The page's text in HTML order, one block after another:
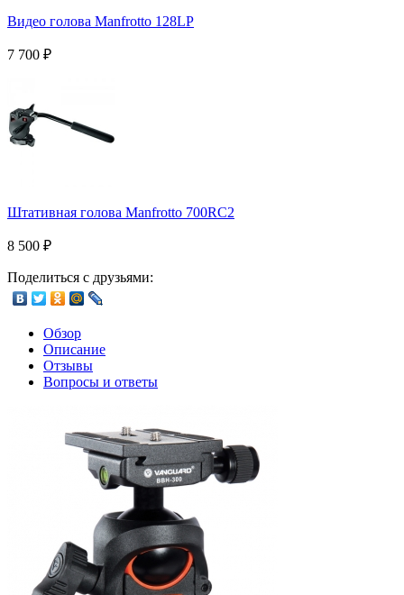
Видео голова Manfrotto 128LP
7 700 ₽
Штативная голова Manfrotto 700RC2
8 500 ₽
Поделиться с друзьями:
Обзор
Описание
Отзывы
Вопросы и ответы